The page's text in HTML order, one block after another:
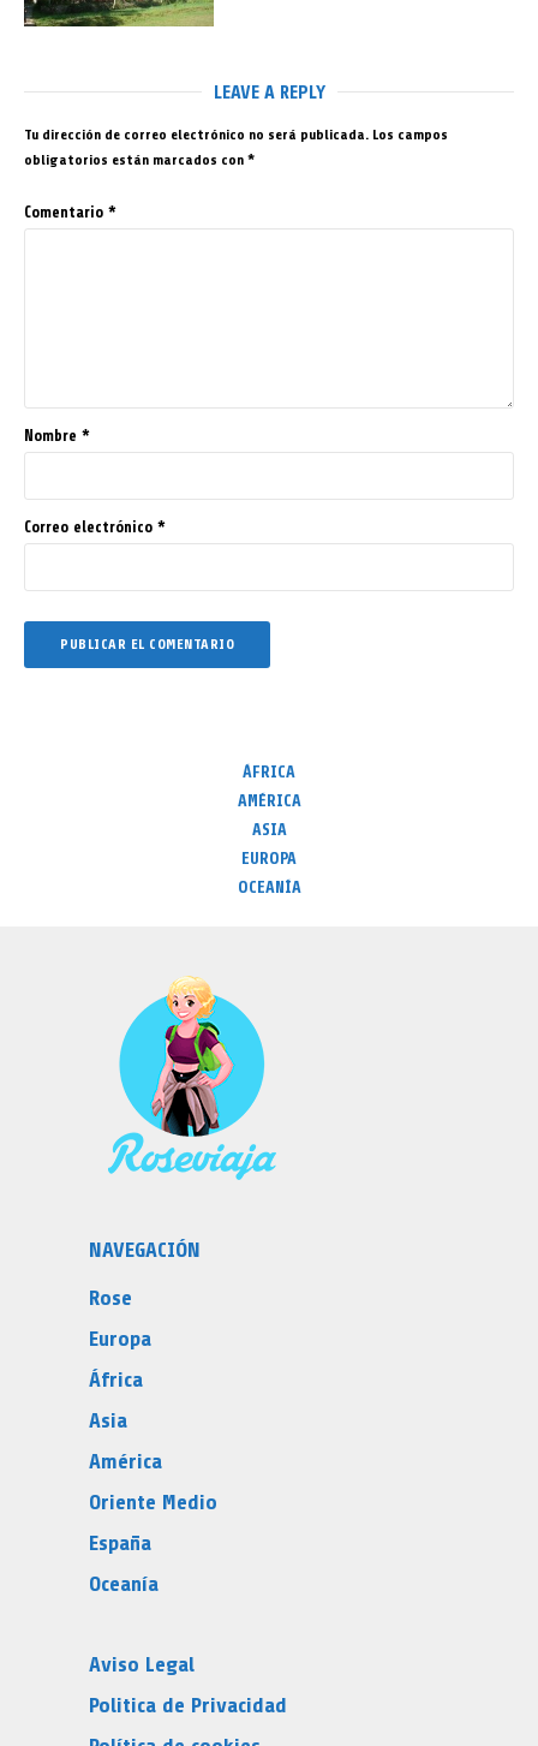
LEAVE A REPLY
Tu dirección de correo electrónico no será publicada. Los campos
obligatorios están marcados con *
Comentario *
Nombre *
Correo electrónico *
ÁFRICA
AMÉRICA
ASIA
EUROPA
OCEANÍA
NAVEGACIÓN
Rose
Europa
África
Asia
América
Oriente Medio
España
Oceanía
Aviso Legal
Politica de Privacidad